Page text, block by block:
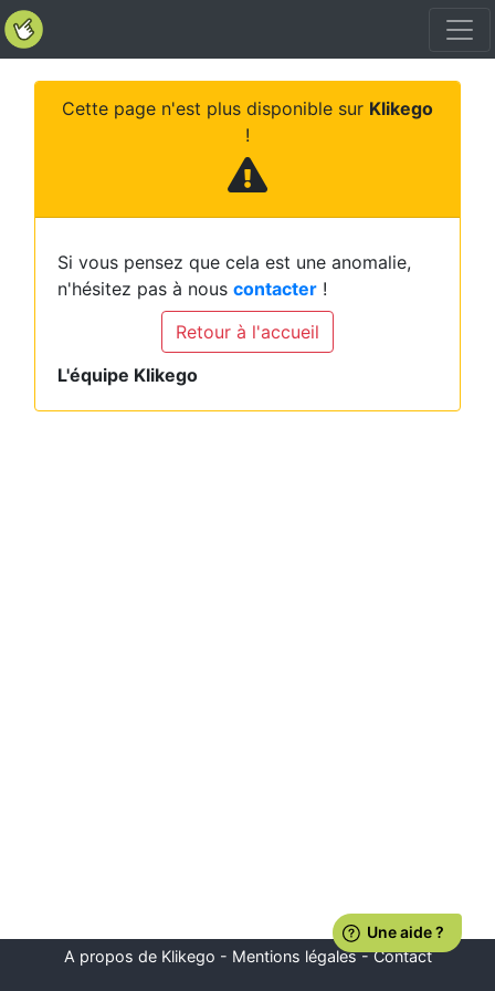
Cette page n'est plus disponible sur Klikego
!
Si vous pensez que cela est une anomalie,
n'hésitez pas à nous contacter !
Retour à l'accueil
L'équipe Klikego
A propos de Klikego - Mentions légales-Contact